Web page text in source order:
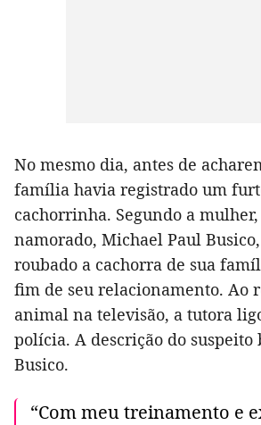
No mesmo dia, antes de
família havia registrado um
cachorrinha. Segundo a mulher,
namorado, Michael Paul
roubado a cachorra de sua
fim de seu relacionamento. Ao
animal na televisão, a tutora
polícia. A descrição do suspeito
Busico.
“Com meu treinamento e